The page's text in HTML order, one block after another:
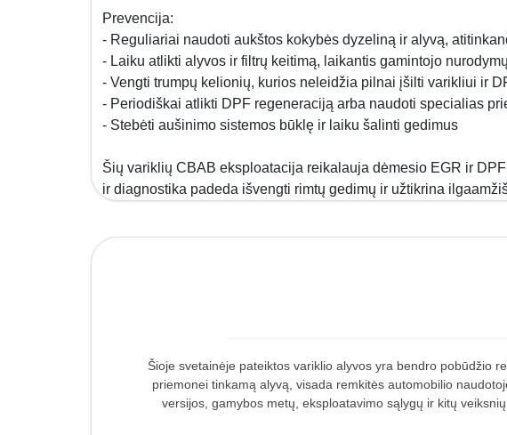
Prevencija:
- Reguliariai naudoti aukštos kokybės dyzeliną ir alyvą,
- Laiku atlikti alyvos ir filtrų keitimą, laikantis gamintojo nurodymų
- Vengti trumpų kelionių, kurios neleidžia pilnai įšilti varikliui ir
- Periodiškai atlikti DPF regeneraciją arba naudoti specialias
- Stebėti aušinimo sistemos būklę ir laiku šalinti gedimus
Šių variklių CBAB eksploatacija reikalauja dėmesio EGR ir
ir diagnostika padeda išvengti rimtų gedimų ir užtikrina
Šioje svetainėje pateiktos variklio alyvos yra bendro pobūdžio
priemonei tinkamą alyvą, visada remkitės automobilio
versijos, gamybos metų, eksploatavimo sąlygų ir kitų